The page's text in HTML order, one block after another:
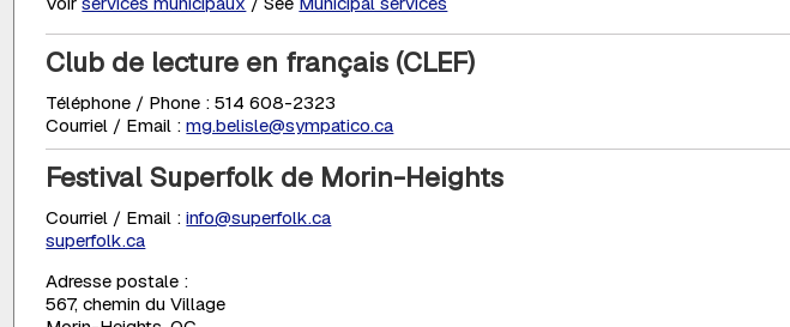
Club de lecture en français (CLEF)
Téléphone / Phone : 514 608-2323
Courriel / Email :mg.belisle@sympatico.ca
Festival Superfolk de Morin-Heights
Courriel / Email :info@superfolk.ca
superfolk.ca
Adresse postale :
567, chemin du Village